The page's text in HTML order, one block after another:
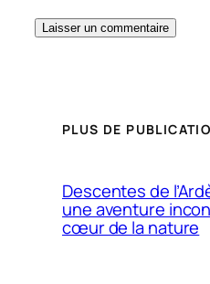
PLUS DE
Descentes de
une aventure
cœur de la nature